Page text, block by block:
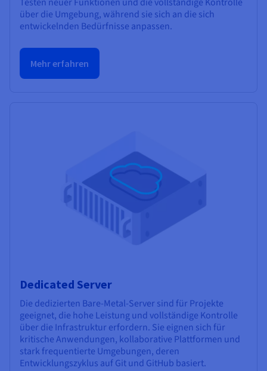
Testen neuer Funktionen und die vollständige Kontrolle
über die Umgebung, während sie sich an die sich
entwickelnden Bedürfnisse anpassen.
Mehr erfahren
Dedicated Server
Die dedizierten Bare-Metal-Server sind für Projekte
geeignet, die hohe Leistung und vollständige Kontrolle
über die Infrastruktur erfordern. Sie eignen sich für
kritische Anwendungen, kollaborative Plattformen und
stark frequentierte Umgebungen, deren
Entwicklungszyklus auf Git und GitHub basiert.